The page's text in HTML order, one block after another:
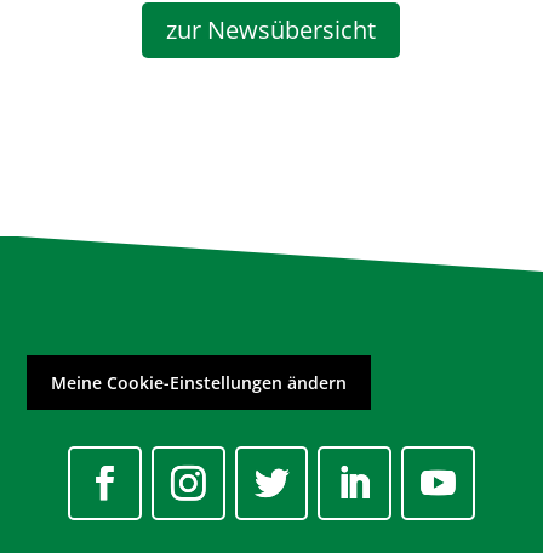
zur Newsübersicht
Meine Cookie-Einstellungen ändern